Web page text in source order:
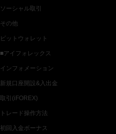
ソーシャル取引
その他
ビットウォレット
■アイフォレックス
インフォメーション
新規口座開設&入出金
取引(iFOREX)
トレード操作方法
初回入金ボーナス